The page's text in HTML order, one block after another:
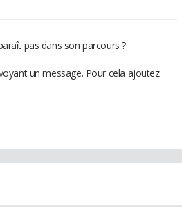
pas dans son parcours ?
un message. Pour cela ajoutez